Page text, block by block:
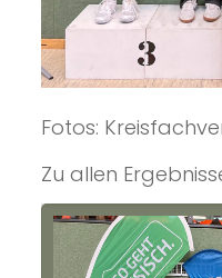
Fotos:
Zu allen